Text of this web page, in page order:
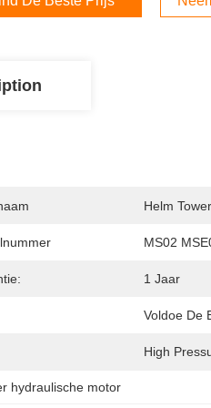
Helm
MS02
1 Jaar
Voldoe De
High
hydraulische motor